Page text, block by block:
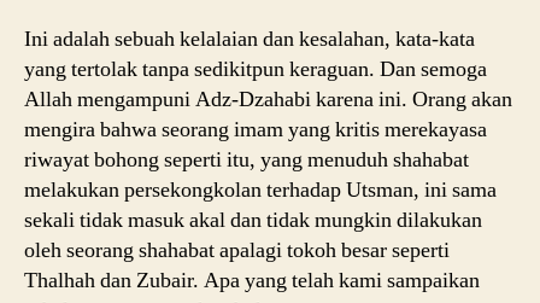
Ini adalah sebuah kelalaian dan kesalahan, kata-kata
yang tertolak tanpa sedikitpun keraguan. Dan semoga
Allah mengampuni Adz-Dzahabi karena ini. Orang akan
mengira bahwa seorang imam yang kritis merekayasa
riwayat bohong seperti itu, yang menuduh shahabat
melakukan persekongkolan terhadap Utsman, ini sama
sekali tidak masuk akal dan tidak mungkin dilakukan
oleh seorang shahabat apalagi tokoh besar seperti
Thalhah dan Zubair. Apa yang telah kami sampaikan